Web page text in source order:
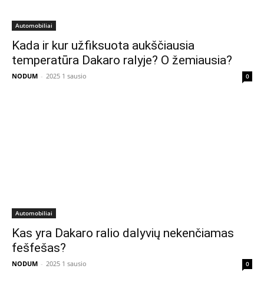
Automobiliai
Kada ir kur užfiksuota aukščiausia
temperatūra Dakaro ralyje? O žemiausia?
NODUM - 2025 1 sausio 0
Automobiliai
Kas yra Dakaro ralio dalyvių nekenčiamas
fešfešas?
NODUM - 2025 1 sausio 0